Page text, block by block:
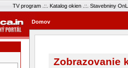
TV program.::. Katalog okien.::. Stavebniny
Domov
Zobrazovanie